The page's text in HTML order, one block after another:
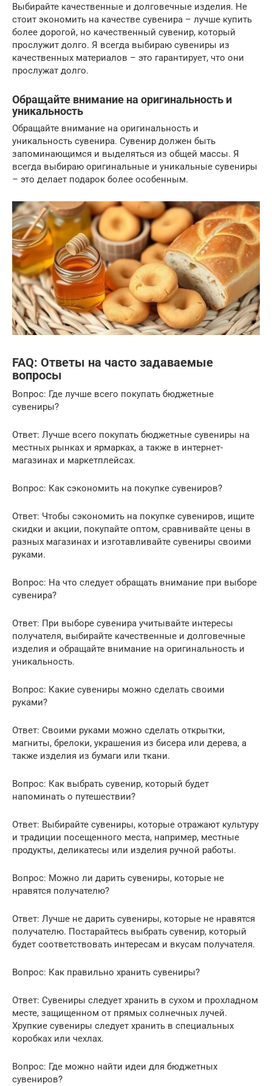
Выбирайте качественные и долговечные изделия. Не
стоит экономить на качестве сувенира – лучше купить
более дорогой, но качественный сувенир, который
прослужит долго. Я всегда выбираю сувениры из
качественных материалов – это гарантирует, что они
прослужат долго.
Обращайте внимание на оригинальность и
уникальность
Обращайте внимание на оригинальность и
уникальность сувенира. Сувенир должен быть
запоминающимся и выделяться из общей массы. Я
всегда выбираю оригинальные и уникальные сувениры
– это делает подарок более особенным.
FAQ: Ответы на часто задаваемые
вопросы
Вопрос: Где лучше всего покупать бюджетные
сувениры?
Ответ: Лучше всего покупать бюджетные сувениры на
местных рынках и ярмарках, а также в интернет-
магазинах и маркетплейсах.
Вопрос: Как сэкономить на покупке сувениров?
Ответ: Чтобы сэкономить на покупке сувениров, ищите
скидки и акции, покупайте оптом, сравнивайте цены в
разных магазинах и изготавливайте сувениры своими
руками.
Вопрос: На что следует обращать внимание при выборе
сувенира?
Ответ: При выборе сувенира учитывайте интересы
получателя, выбирайте качественные и долговечные
изделия и обращайте внимание на оригинальность и
уникальность.
Вопрос: Какие сувениры можно сделать своими
руками?
Ответ: Своими руками можно сделать открытки,
магниты, брелоки, украшения из бисера или дерева, а
также изделия из бумаги или ткани.
Вопрос: Как выбрать сувенир, который будет
напоминать о путешествии?
Ответ: Выбирайте сувениры, которые отражают культуру
и традиции посещенного места, например, местные
продукты, деликатесы или изделия ручной работы.
Вопрос: Можно ли дарить сувениры, которые не
нравятся получателю?
Ответ: Лучше не дарить сувениры, которые не нравятся
получателю. Постарайтесь выбрать сувенир, который
будет соответствовать интересам и вкусам получателя.
Вопрос: Как правильно хранить сувениры?
Ответ: Сувениры следует хранить в сухом и прохладном
месте, защищенном от прямых солнечных лучей.
Хрупкие сувениры следует хранить в специальных
коробках или чехлах.
Вопрос: Где можно найти идеи для бюджетных
сувениров?